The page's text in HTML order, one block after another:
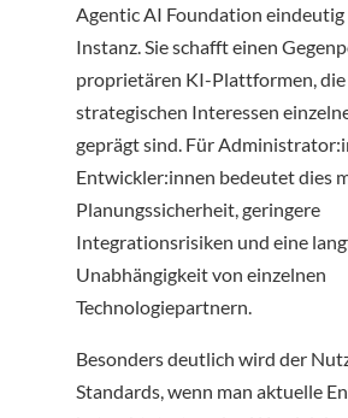
Agentic AI Foundation eindeutig
Instanz. Sie schafft einen
proprietären KI-Plattformen, die
strategischen Interessen
geprägt sind. Für
Entwickler:innen bedeutet dies
Planungssicherheit, geringere
Integrationsrisiken und eine
Unabhängigkeit von einzelnen
Technologiepartnern.
Besonders deutlich wird der
Standards, wenn man aktuelle